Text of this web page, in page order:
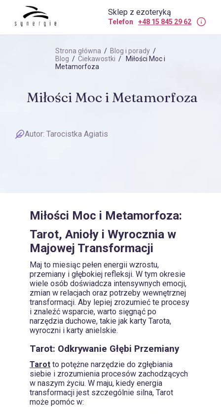
Sklep z ezoteryką
Telefon +48 15 845 29 62
Strona główna / Blog i porady /
Blog / Ciekawostki / Miłości Moc i
Metamorfoza
Miłości Moc i Metamorfoza
Autor: Tarocistka Agiatis
Miłości Moc i Metamorfoza:
Tarot, Anioły i Wyrocznia w
Majowej Transformacji
Maj to miesiąc pełen energii wzrostu,
przemiany i głębokiej refleksji. W tym okresie
wiele osób doświadcza intensywnych emocji,
zmian w relacjach oraz potrzeby wewnętrznej
transformacji. Aby lepiej zrozumieć te procesy
i znaleźć wsparcie, warto sięgnąć po
narzędzia duchowe, takie jak karty Tarota,
wyroczni i karty anielskie.
Tarot: Odkrywanie Głębi Przemiany
Tarot to potężne narzędzie do zgłębiania
siebie i zrozumienia procesów zachodzących
w naszym życiu. W maju, kiedy energia
transformacji jest szczególnie silna, Tarot
może pomóc w: